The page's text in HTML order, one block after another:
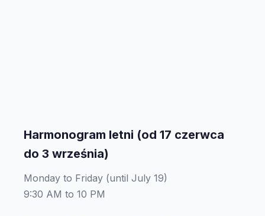
Harmonogram letni (od 17 czerwca
do 3 września)
Monday to Friday (until July 19)
9:30 AM to 10 PM